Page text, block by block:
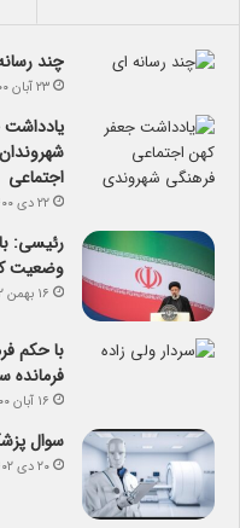
چند
۲۳ آبان ۱۴۰۰
اجتماعی
۲۲ دی ۱۴۰۰
رئیسی:
وضعیت
۱۶ بهمن ۱۴۰۲
با حکم
فرمانده
۱۶ آبان ۱۴۰۰
سوال
۲۰ دی ۱۴۰۲